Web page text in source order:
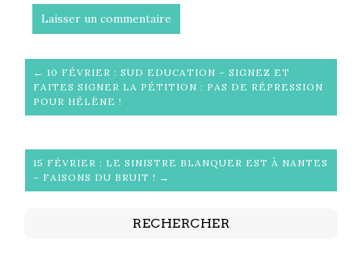
← 10 FÉVRIER : SUD EDUCATION – SIGNEZ ET
FAITES SIGNER LA PÉTITION : PAS DE RÉPRESSION
POUR HÉLÈNE !
15 FÉVRIER : LE SINISTRE BLANQUER EST À NANTES
– FAISONS DU BRUIT ! →
RECHERCHER